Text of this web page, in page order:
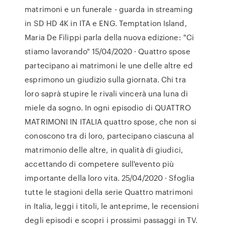
matrimoni e un funerale - guarda in streaming
in SD HD 4K in ITA e ENG. Temptation Island,
Maria De Filippi parla della nuova edizione: "Ci
stiamo lavorando" 15/04/2020 · Quattro spose
partecipano ai matrimoni le une delle altre ed
esprimono un giudizio sulla giornata. Chi tra
loro saprà stupire le rivali vincerà una luna di
miele da sogno. In ogni episodio di QUATTRO
MATRIMONI IN ITALIA quattro spose, che non si
conoscono tra di loro, partecipano ciascuna al
matrimonio delle altre, in qualità di giudici,
accettando di competere sull'evento più
importante della loro vita. 25/04/2020 · Sfoglia
tutte le stagioni della serie Quattro matrimoni
in Italia, leggi i titoli, le anteprime, le recensioni
degli episodi e scopri i prossimi passaggi in TV.